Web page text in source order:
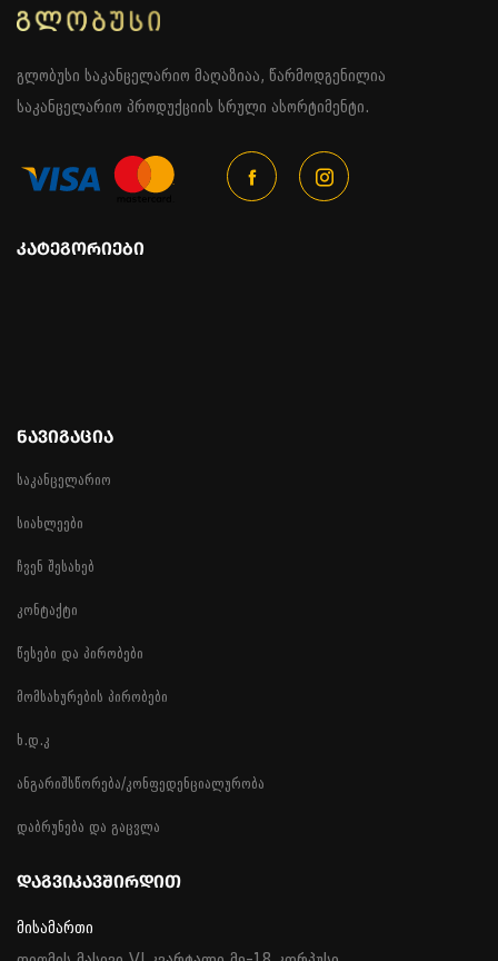
გლობუსი საკანცელარიო მაღაზიაა, წარმოდგენილია
საკანცელარიო პროდუქციის სრული ასორტიმენტი.
ᲙᲐᲢᲔᲒᲝᲠᲘᲔᲑᲘ
ᲜᲐᲕᲘᲒᲐᲪᲘᲐ
საკანცელარიო
სიახლეები
ჩვენ შესახებ
კონტაქტი
წესები და პირობები
მომსახურების პირობები
ხ.დ.კ
ანგარიშსწორება/კონფედენციალურობა
დაბრუნება და გაცვლა
ᲓᲐᲒᲕᲘᲙᲐᲕᲨᲘᲠᲓᲘᲗ
მისამართი